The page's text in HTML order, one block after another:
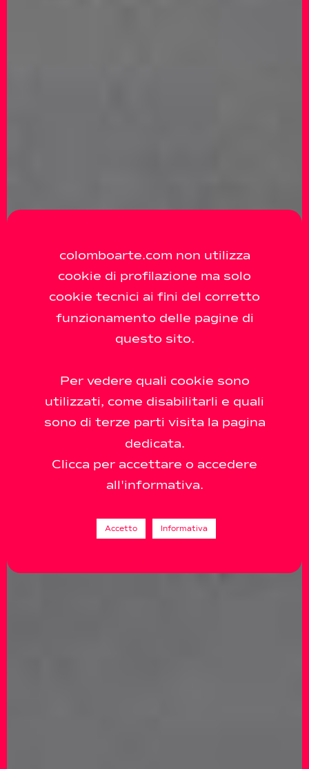
colomboarte.com non utilizza
cookie di profilazione ma solo
cookie tecnici ai fini del corretto
funzionamento delle pagine di
questo sito.
Per vedere quali cookie sono
utilizzati, come disabilitarli e quali
sono di terze parti visita la pagina
dedicata.
Clicca per accettare o accedere
all'informativa.
Accetto Informativa